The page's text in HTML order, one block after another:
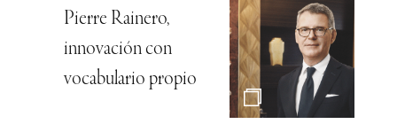
Pierre Rainero,
innovación con
vocabulario propio